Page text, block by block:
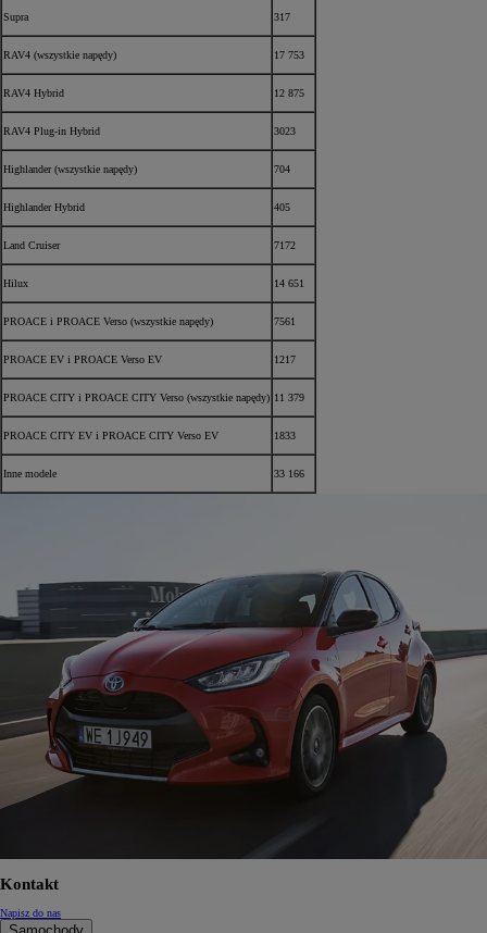
Supra 317
RAV4 (wszystkie napędy) 17 753
RAV4 Hybrid 12 875
RAV4 Plug-in Hybrid 3023
Highlander (wszystkie napędy) 704
Highlander Hybrid 405
Land Cruiser 7172
Hilux 14 651
PROACE i PROACE Verso (wszystkie napędy) 7561
PROACE EV i PROACE Verso EV 1217
PROACE CITY i PROACE CITY Verso (wszystkie napędy) 11 379
PROACE CITY EV i PROACE CITY Verso EV 1833
Inne modele 33 166
Kontakt
Napisz do nas